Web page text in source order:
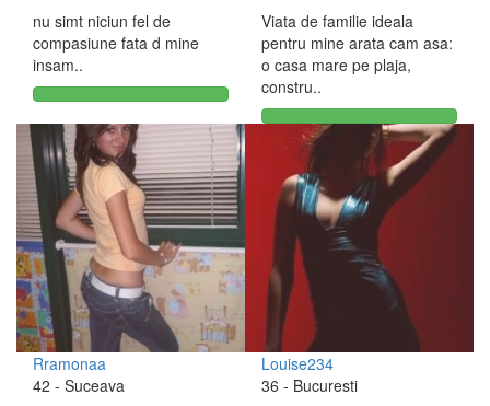
nu simt niciun fel de
compasiune fata d mine
insam..
Viata de familie ideala
pentru mine arata cam asa:
o casa mare pe plaja,
constru..
Rramonaa
42 - Suceava
Louise234
36 - Bucuresti